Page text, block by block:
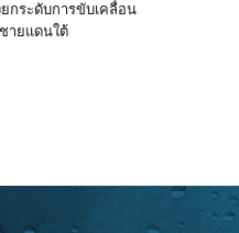
กระดับการขับเคลื่อน
ายแดนใต้